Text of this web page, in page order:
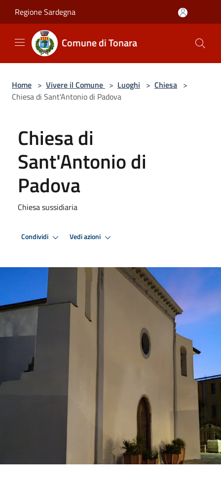
Regione Sardegna
Comune di Tonara
Home > Vivere il Comune > Luoghi > Chiesa >
Chiesa di Sant'Antonio di Padova
Chiesa di
Sant'Antonio di
Padova
Chiesa sussidiaria
Condividi Vedi azioni